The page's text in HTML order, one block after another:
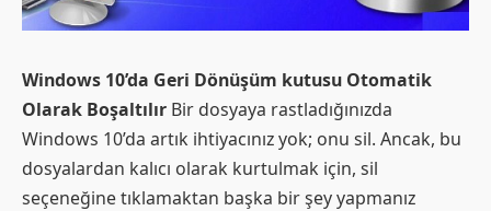
Windows 10’da Geri Dönüşüm kutusu Otomatik
Olarak Boşaltılır Bir dosyaya rastladığınızda
Windows 10’da artık ihtiyacınız yok; onu sil. Ancak, bu
dosyalardan kalıcı olarak kurtulmak için, sil
seçeneğine tıklamaktan başka bir şey yapmanız